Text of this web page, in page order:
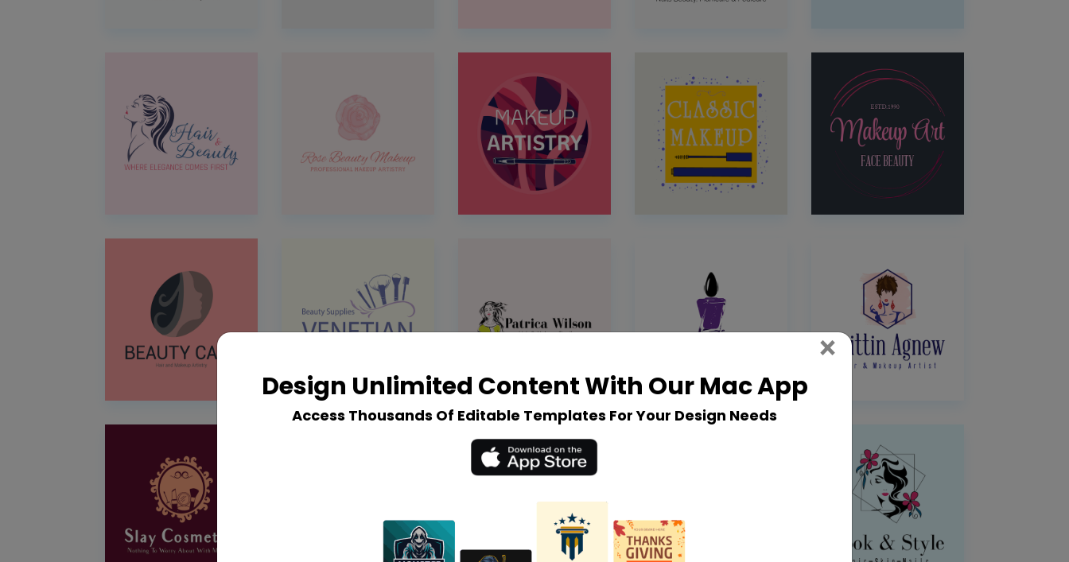
Design Unlimited Content With Our Mac App
Access Thousands Of Editable Templates For Your Design Needs
× Close